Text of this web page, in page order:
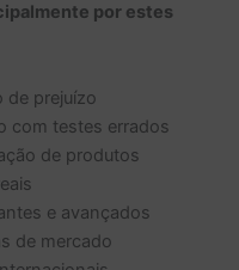
por estes
de prejuízo
com testes errados
de produtos
e avançados
de mercado